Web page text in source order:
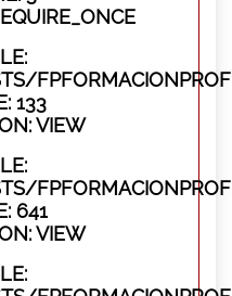
133
VIEW
641
VIEW